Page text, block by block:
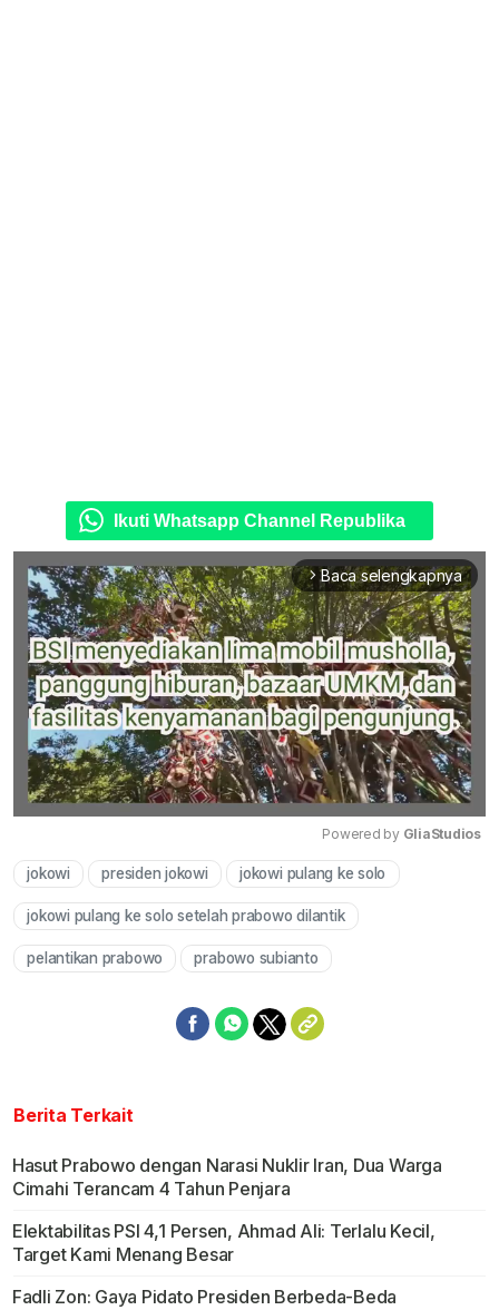
Ikuti Whatsapp Channel Republika
arrow_forward_ios Baca selengkapnya
Powered by GliaStudios
jokowi presiden jokowi jokowi pulang ke solo
jokowi pulang ke solo setelah prabowo dilantik
pelantikan prabowo prabowo subianto
Berita Terkait
Hasut Prabowo dengan Narasi Nuklir Iran, Dua Warga
Cimahi Terancam 4 Tahun Penjara
Elektabilitas PSI 4,1 Persen, Ahmad Ali: Terlalu Kecil,
Target Kami Menang Besar
Fadli Zon: Gaya Pidato Presiden Berbeda-Beda